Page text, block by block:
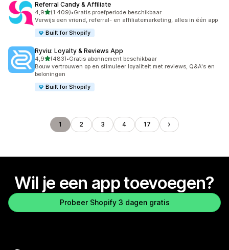
Referral Candy & Affiliate
4,9van 5 sterren
(1.409)
1409 recensies in totaal
•Gratis proefperiode beschikbaar
Verwijs een vriend, referral- en affiliatemarketing, alles in één app
Built for Shopify
Ryviu: Loyalty & Reviews App
4,9van 5 sterren
(483)
483 recensies in totaal
•Gratis abonnement beschikbaar
Bouw vertrouwen op en stimuleer loyaliteit met reviews, Q&A's en
beloningen
Built for Shopify
1 2 3 4 17
Wil je een app toevoegen?
Probeer Shopify 3 dagen gratis